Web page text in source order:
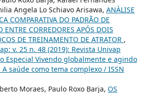
Angela Lo Schiavo Arisawa, ANÀLISE
COMPARATIVA DO PADRÃO DE
ENTRE CORREDORES APÓS DOIS
DE TREINAMENTO DE ATRATOR ,
v. 25 n. 48 (2019): Revista Univap
Especial Vivendo globalmente e agindo
saúde como tema complexo / ISSN
Moraes, Paulo Roxo Barja, OS